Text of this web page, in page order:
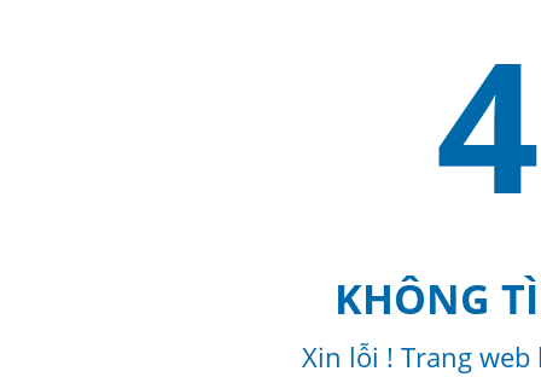
KHÔNG
Xin lỗi ! Trang